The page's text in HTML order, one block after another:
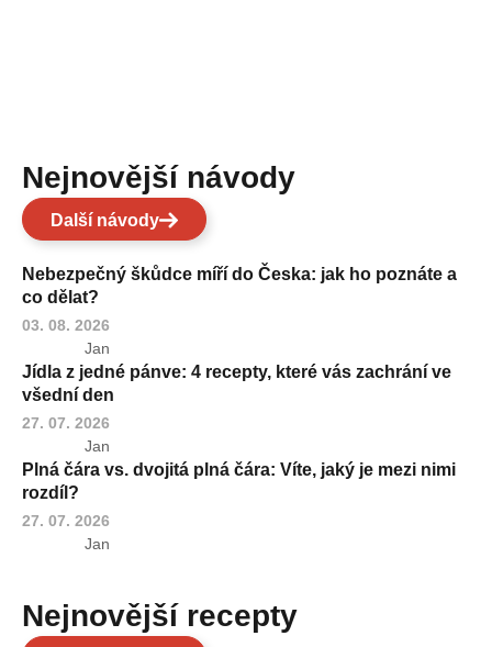
Nejnovější návody
Další návody
Nebezpečný škůdce míří do Česka: jak ho poznáte a
co dělat?
03. 08. 2026
Jan
Jídla z jedné pánve: 4 recepty, které vás zachrání ve
všední den
27. 07. 2026
Jan
Plná čára vs. dvojitá plná čára: Víte, jaký je mezi nimi
rozdíl?
27. 07. 2026
Jan
Nejnovější recepty